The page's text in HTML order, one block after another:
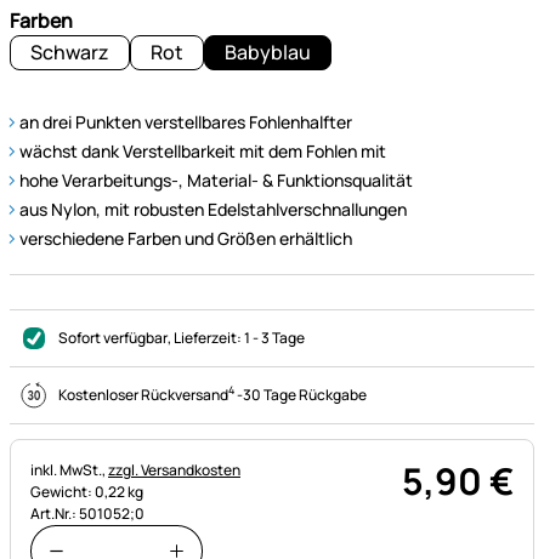
Farben
Schwarz
Rot Babyblau
an drei Punkten verstellbares Fohlenhalfter
wächst dank Verstellbarkeit mit dem Fohlen mit
hohe Verarbeitungs-, Material- & Funktionsqualität
aus Nylon, mit robusten Edelstahlverschnallungen
verschiedene Farben und Größen erhältlich
Sofort verfügbar, Lieferzeit:1 - 3 Tage
Kostenloser Rückversand4-30 Tage Rückgabe
Steuerhinweis:
inkl. MwSt.,zzgl. Versandkosten
Gewicht: 0,22 kg
Art.Nr.: 501052;0
5,90€